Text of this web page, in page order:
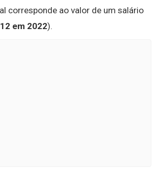
corresponde ao valor de um salário
em 2022).